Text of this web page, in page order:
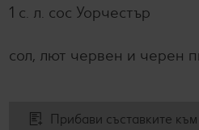
1 с. л. сос Уорчестър
сол, лют червен и черен
Прибави съставките